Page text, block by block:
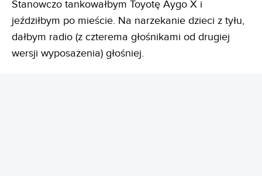
Stanowczo tankowałbym Toyotę Aygo X i
jeździłbym po mieście. Na narzekanie dzieci z tyłu,
dałbym radio (z czterema głośnikami od drugiej
wersji wyposażenia) głośniej.